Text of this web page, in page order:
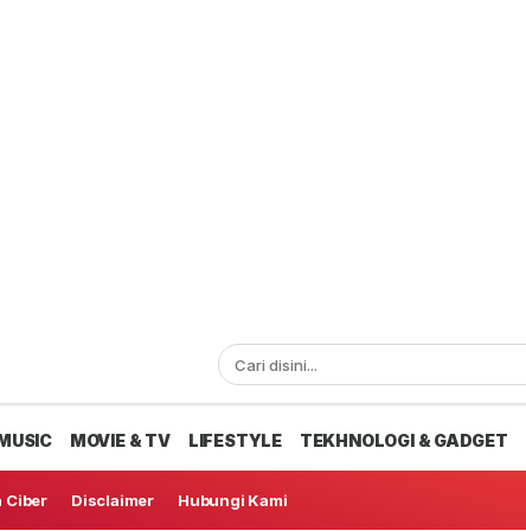
MOVIE & TV LIFESTYLE TEKHNOLOGI & GADGET
Ciber Disclaimer Hubungi Kami